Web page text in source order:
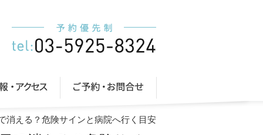
消える？危険サインと病院へ行く目安